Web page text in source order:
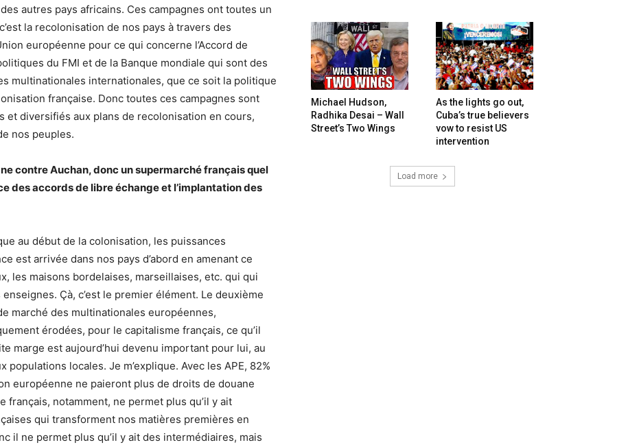
autres pays africains. Ces campagnes ont toutes un
la recolonisation de nos pays à travers des
européenne pour ce qui concerne l’Accord de
du FMI et de la Banque mondiale qui sont des
multinationales internationales, que ce soit la politique
française. Donc toutes ces campagnes sont
et diversifiés aux plans de recolonisation en cours,
nos peuples.
contre Auchan, donc un supermarché français quel
des accords de libre échange et l’implantation des
au début de la colonisation, les puissances
est arrivée dans nos pays d’abord en amenant ce
les maisons bordelaises, marseillaises, etc. qui qui
Çà, c’est le premier élément. Le deuxième
marché des multinationales européennes,
érodées, pour le capitalisme français, ce qu’il
marge est aujourd’hui devenu important pour lui, au
populations locales. Je m’explique. Avec les APE, 82%
européenne ne paieront plus de droits de douane
français, notamment, ne permet plus qu’il y ait
qui transforment nos matières premières en
il ne permet plus qu’il y ait des intermédiaires, mais
Michael Hudson,
Radhika Desai – Wall
Street’s Two Wings
As the lights go out,
Cuba’s true believers
vow to resist US
intervention
Load more